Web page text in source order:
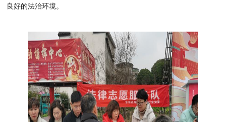
良好的法治环境。